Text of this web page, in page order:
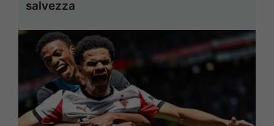
salvezza